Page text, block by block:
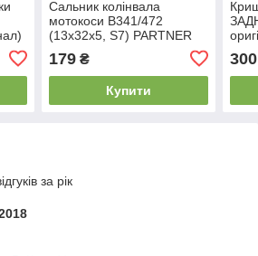
Сальник колінвала
мотокоси B341/472
(13х32х5, S7) PARTNER
179₴
Купити
300
за рік